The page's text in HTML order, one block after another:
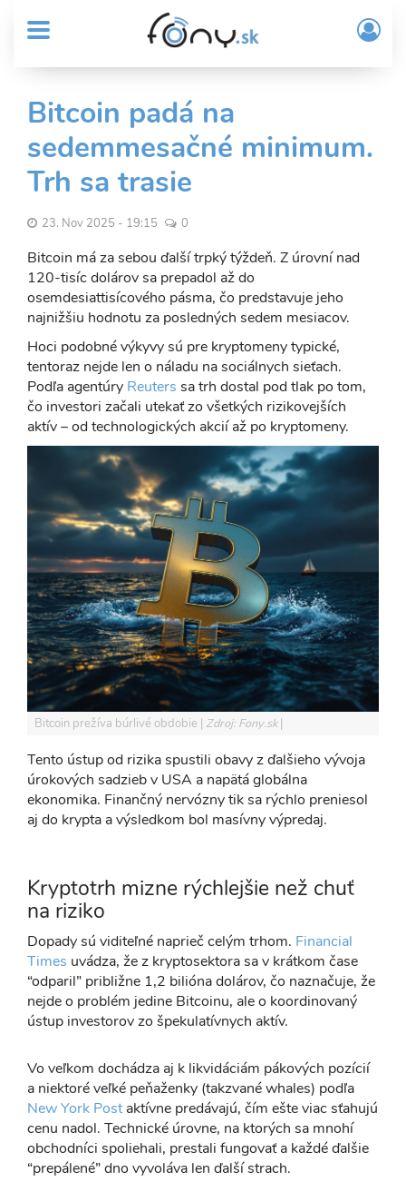
obsah
MENU
Sub
Header
menu
User
account
menu
/
Bitcoin padá na
sedemmesačné minimum.
Trh sa trasie
23. Nov 2025 - 19:15 0
Bitcoin má za sebou ďalší trpký týždeň. Z úrovní nad
120-tisíc dolárov sa prepadol až do
osemdesiattisícového pásma, čo predstavuje jeho
najnižšiu hodnotu za posledných sedem mesiacov.
Hoci podobné výkyvy sú pre kryptomeny typické,
tentoraz nejde len o náladu na sociálnych sieťach.
Podľa agentúry Reuters sa trh dostal pod tlak po tom,
čo investori začali utekať zo všetkých rizikovejších
aktív – od technologických akcií až po kryptomeny.
Bitcoin prežíva búrlivé obdobie Zdroj: Fony.sk
Tento ústup od rizika spustili obavy z ďalšieho vývoja
úrokových sadzieb v USA a napätá globálna
ekonomika. Finančný nervózny tik sa rýchlo preniesol
aj do krypta a výsledkom bol masívny výpredaj.
Kryptotrh mizne rýchlejšie než chuť
na riziko
Dopady sú viditeľné naprieč celým trhom. Financial
Times uvádza, že z kryptosektora sa v krátkom čase
“odparil” približne 1,2 bilióna dolárov, čo naznačuje, že
nejde o problém jedine Bitcoinu, ale o koordinovaný
ústup investorov zo špekulatívnych aktív.
Vo veľkom dochádza aj k likvidáciám pákových pozícií
a niektoré veľké peňaženky (takzvané whales) podľa
New York Postaktívne predávajú, čím ešte viac sťahujú
cenu nadol. Technické úrovne, na ktorých sa mnohí
obchodníci spoliehali, prestali fungovať a každé ďalšie
“prepálené” dno vyvoláva len ďalší strach.